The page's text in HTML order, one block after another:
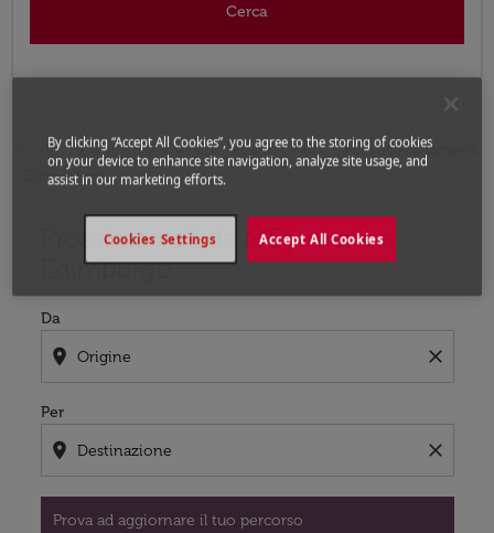
Cerca
Home Voli Voli per Regno Unito
Voli N'Djamena
- Edimburgo
Prossimo voli da N'Djamena a
Edimburgo
Da
location_on close
Per
location_on close
Prova ad aggiornare il tuo percorso
Prova ad aggiornare il tuo percorso (origine e/o
By clicking “Accept All Cookies”, you agree to the storing of cookies
on your device to enhance site navigation, analyze site usage, and
assist in our marketing efforts.
Accept All Cookies
Cookies Settings